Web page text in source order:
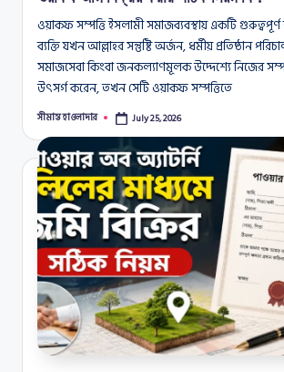
ওয়াকফ সম্পত্তি ইসলামী সমাজব্যবস্থায় একটি
ব্যক্তি যখন আল্লাহর সন্তুষ্টি অর্জন, ধর্মীয় প্রতিষ্ঠান
সমাজসেবা কিংবা জনকল্যাণমূলক উদ্দেশ্যে নিজের
উৎসর্গ করেন, তখন সেটি ওয়াকফ সম্পত্তিতে
Posted
সীমান্ত হাওলাদার July 25, 2026